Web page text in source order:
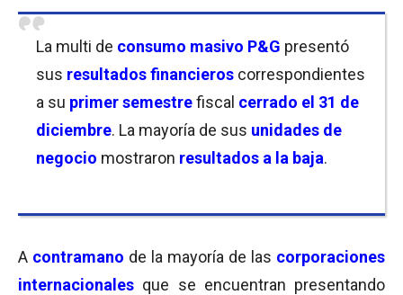
La multi de consumo masivo P&G presentó
sus resultados financieros correspondientes
a su primer semestrefiscal cerrado el 31 de
diciembre. La mayoría de sus unidades de
negocio mostraron resultados a la baja.
A contramano de la mayoría de las corporaciones
internacionales que se encuentran presentando